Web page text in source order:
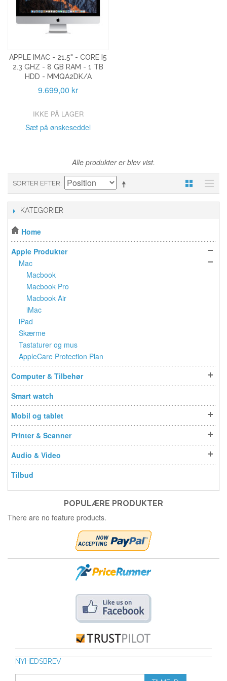
APPLE IMAC - 21.5" - CORE I5
2.3 GHZ - 8 GB RAM - 1 TB
HDD - MMQA2DK/A
9.699,00 kr
IKKE PÅ LAGER
Sæt på ønskeseddel
Alle produkter er blev vist.
SORTER EFTER
KATEGORIER
Home
Apple Produkter
Mac
Macbook
Macbook Pro
Macbook Air
iMac
iPad
Skærme
Tastaturer og mus
AppleCare Protection Plan
Computer & Tilbehør
Smart watch
Mobil og tablet
Printer & Scanner
Audio & Video
Tilbud
POPULÆRE PRODUKTER
There are no feature products.
NYHEDSBREV